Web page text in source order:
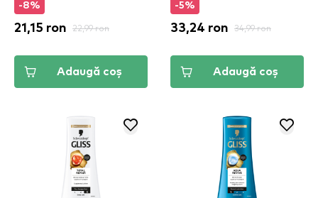
-8%
21,15 ron 22,99 ron
Adaugă coș
-5%
33,24 ron 34,99 ron
Adaugă coș